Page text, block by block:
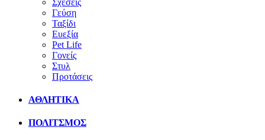
Γεύση
Ταξίδι
Ευεξία
Pet Life
Γονείς
Στυλ
Προτάσεις
ΑΘΛΗΤΙΚΑ
ΠΟΛΙΤΣΜΟΣ